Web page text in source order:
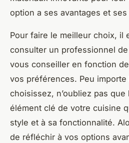
option a ses avantages et
Pour faire le meilleur choix, il
consulter un professionnel
vous conseiller en fonction
vos préférences. Peu
choisissez, n’oubliez pas
élément clé de votre cuisine
style et à sa fonctionnalité.
de réfléchir à vos options